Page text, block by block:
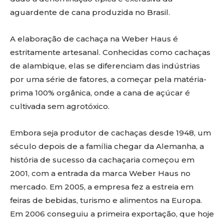
aguardente de cana produzida no Brasil.
A elaboração de cachaça na Weber Haus é
estritamente artesanal. Conhecidas como cachaças
de alambique, elas se diferenciam das indústrias
por uma série de fatores, a começar pela matéria-
prima 100% orgânica, onde a cana de açúcar é
cultivada sem agrotóxico.
Embora seja produtor de cachaças desde 1948, um
século depois de a família chegar da Alemanha, a
história de sucesso da cachaçaria começou em
2001, com a entrada da marca Weber Haus no
mercado. Em 2005, a empresa fez a estreia em
feiras de bebidas, turismo e alimentos na Europa.
Em 2006 conseguiu a primeira exportação, que hoje